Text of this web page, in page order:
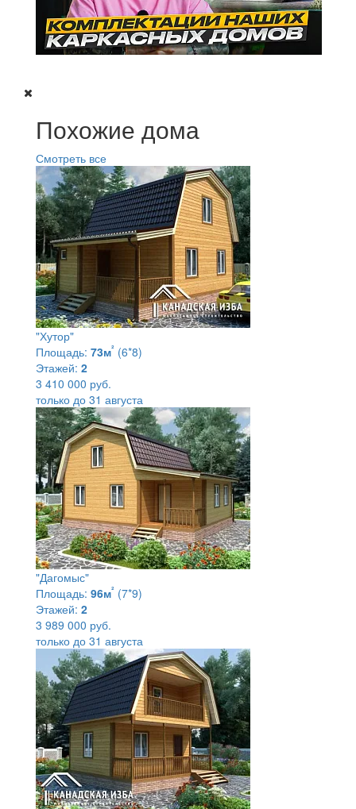
Похожие дома
Смотреть все
"Хутор"
Площадь: 73м² (6*8)
Этажей: 2
3 410 000 руб.
только до 31 августа
"Дагомыс"
Площадь: 96м² (7*9)
Этажей: 2
3 989 000 руб.
только до 31 августа